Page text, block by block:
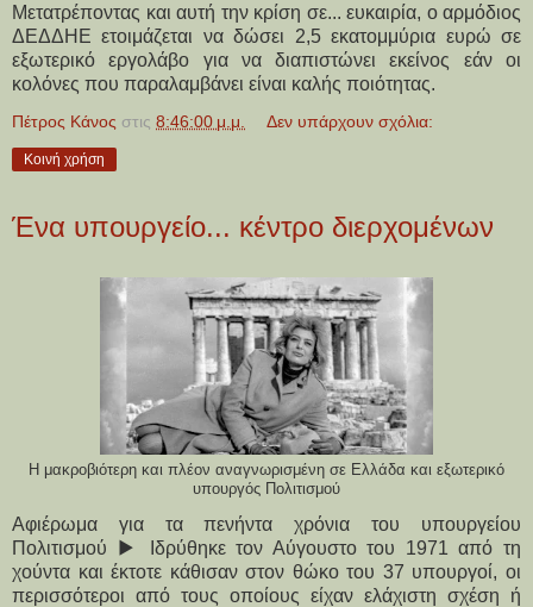
Μετατρέποντας και αυτή την κρίση σε... ευκαιρία, ο αρμόδιος
ΔΕΔΔΗΕ ετοιμάζεται να δώσει 2,5 εκατομμύρια ευρώ σε
εξωτερικό εργολάβο για να διαπιστώνει εκείνος εάν οι
κολόνες που παραλαμβάνει είναι καλής ποιότητας.
Πέτρος Κάνος στις 8:46:00 μ.μ. Δεν υπάρχουν σχόλια:
Κοινή χρήση
Ένα υπουργείο... κέντρο διερχομένων
Η μακροβιότερη και πλέον αναγνωρισμένη σε Ελλάδα και εξωτερικό
υπουργός Πολιτισμού
Αφιέρωμα για τα πενήντα χρόνια του υπουργείου
Πολιτισμού ▶ Ιδρύθηκε τον Αύγουστο του 1971 από τη
χούντα και έκτοτε κάθισαν στον θώκο του 37 υπουργοί, οι
περισσότεροι από τους οποίους είχαν ελάχιστη σχέση ή